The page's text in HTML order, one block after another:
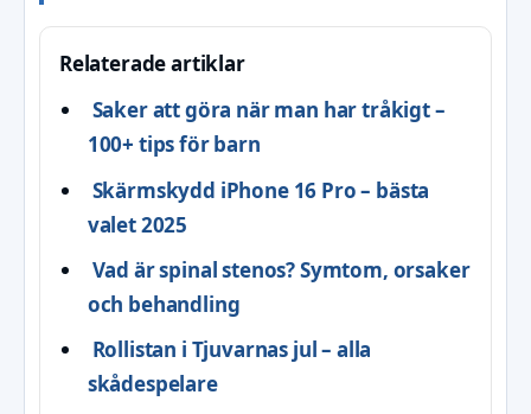
Relaterade artiklar
Saker att göra när man har tråkigt –
100+ tips för barn
Skärmskydd iPhone 16 Pro – bästa
valet 2025
Vad är spinal stenos? Symtom, orsaker
och behandling
Rollistan i Tjuvarnas jul – alla
skådespelare